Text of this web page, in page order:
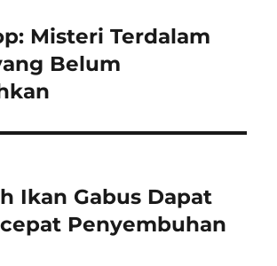
Misteri Terdalam
Belum
Ikan Gabus Dapat
Penyembuhan